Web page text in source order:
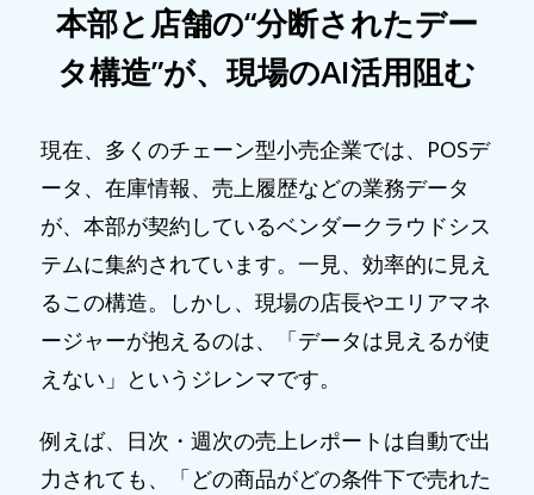
本部と店舗の“分断されたデー
タ構造”が、現場のAI活用阻む
現在、多くのチェーン型小売企業では、POSデ
ータ、在庫情報、売上履歴などの業務データ
が、本部が契約しているベンダークラウドシス
テムに集約されています。一見、効率的に見え
るこの構造。しかし、現場の店長やエリアマネ
ージャーが抱えるのは、「データは見えるが使
えない」というジレンマです。
例えば、日次・週次の売上レポートは自動で出
力されても、「どの商品がどの条件下で売れた